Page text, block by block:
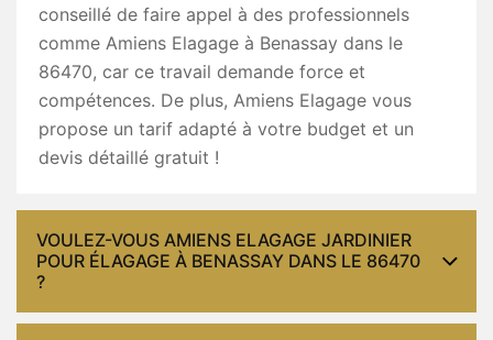
conseillé de faire appel à des professionnels
comme Amiens Elagage à Benassay dans le
86470, car ce travail demande force et
compétences. De plus, Amiens Elagage vous
propose un tarif adapté à votre budget et un
devis détaillé gratuit !
VOULEZ-VOUS AMIENS ELAGAGE JARDINIER
POUR ÉLAGAGE À BENASSAY DANS LE 86470
?